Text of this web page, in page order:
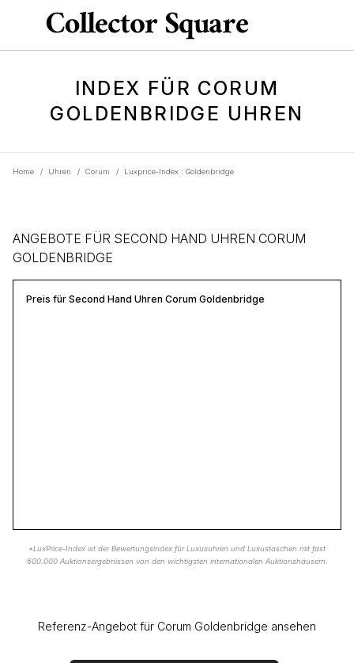
INDEX FÜR CORUM
GOLDENBRIDGE UHREN
Home / Uhren / Corum / Luxprice-Index : Goldenbridge
ANGEBOTE FÜR SECOND HAND UHREN CORUM
GOLDENBRIDGE
Preis für Second Hand Uhren Corum Goldenbridge
*LuxPrice-Index ist der Bewertungsindex für Luxusuhren und Luxustaschen mit fast
600.000 Auktionsergebnissen von den wichtigsten internationalen Auktionshäusern.
Referenz-Angebot für Corum Goldenbridge ansehen